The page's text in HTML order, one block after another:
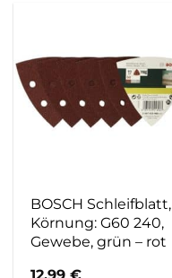
BOSCH Schleifblatt,
Körnung: G60 240,
Gewebe, grün – rot